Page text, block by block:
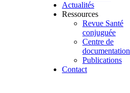
Actualités
Ressources
Revue Santé
conjuguée
Centre de
documentation
Publications
Contact